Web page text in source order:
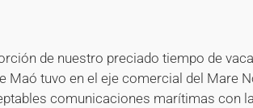
de nuestro preciado tiempo de
Maó tuvo en el eje comercial del Mare
comunicaciones marítimas con